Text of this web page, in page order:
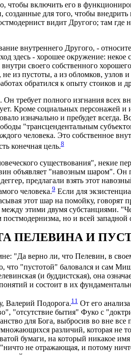
чтобы включить его в
для того, чтобы внедрить
видит Другого; там
внутреннего Другого, -
- хорошее окружение: некое
своего собственного
из пустоты, а из обломков,
обратился к опыту стоиков и
требует полного изгнания
Кроме социальных персонажей и
изначально и пребудет всегда.
"трансцендентальным
человека. Это собственное
конечная цель.8
существования", некие
объявляет "навозным шаром". Он
предлагали взять этот
человека.9Если для
этот шар на помойку, говорят
этими двумя субстанциями.
но и всей
ПЕЛЕВИНА И
"Да верно ли, что Пелевин, в
что "пустотой" баловался и сам
(и буддистская), она
и состоит в их
Валерий Подорога.11От его анализа
"отсутствие бытия" Фуко с
для Бога, выбросив во вне
различий, которая не
бумаги, на который никакое
не отражающая, и потому